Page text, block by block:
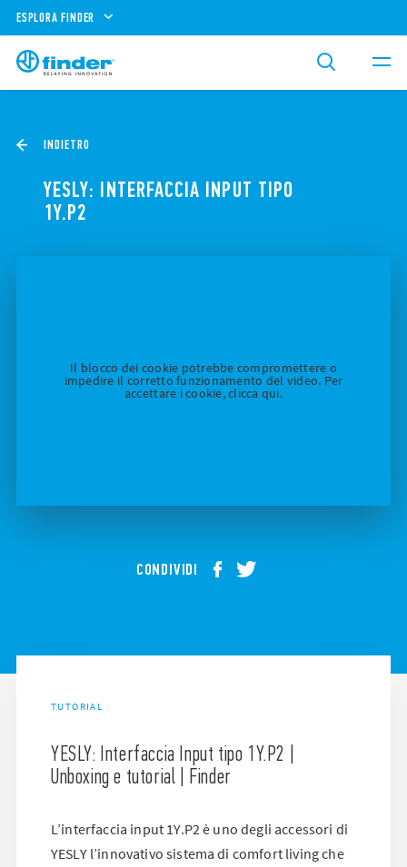
ESPLORA FINDER
INDIETRO
YESLY: INTERFACCIA INPUT TIPO
1Y.P2
Il blocco dei cookie potrebbe compromettere o
impedire il corretto funzionamento del video. Per
accettare i cookie, clicca qui.
CONDIVIDI
TUTORIAL
YESLY: Interfaccia Input tipo 1Y.P2 |
Unboxing e tutorial | Finder
L’interfaccia input 1Y.P2 è uno degli accessori di
YESLY l’innovativo sistema di comfort living che